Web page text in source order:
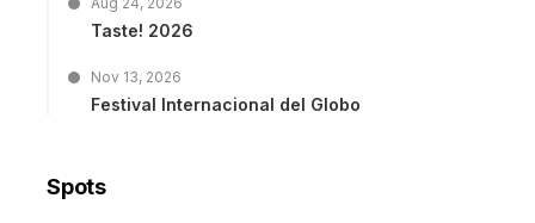
Taste! 2026
Nov 13, 2026
Festival Internacional del Globo
Spots